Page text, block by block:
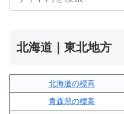
北海道｜東北地方
北海道の標高
青森県の標高